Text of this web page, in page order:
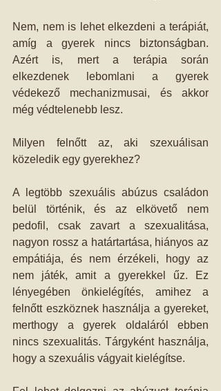
Nem, nem is lehet elkezdeni a terápiát,
amíg a gyerek nincs biztonságban.
Azért is, mert a terápia során
elkezdenek lebomlani a gyerek
védekező mechanizmusai, és akkor
még védtelenebb lesz.
Milyen felnőtt az, aki szexuálisan
közeledik egy gyerekhez?
A legtöbb szexuális abúzus családon
belül történik, és az elkövető nem
pedofil, csak zavart a szexualitása,
nagyon rossz a határtartása, hiányos az
empátiája, és nem érzékeli, hogy az
nem játék, amit a gyerekkel űz. Ez
lényegében önkielégítés, amihez a
felnőtt eszköznek használja a gyereket,
merthogy a gyerek oldaláról ebben
nincs szexualitás. Tárgyként használja,
hogy a szexuális vágyait kielégítse.